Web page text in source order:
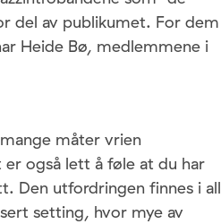
del av publikumet. For dem
Heide Bø, medlemmene i
måter vrien
også lett å føle at du har
Den utfordringen finnes i all
setting, hvor mye av